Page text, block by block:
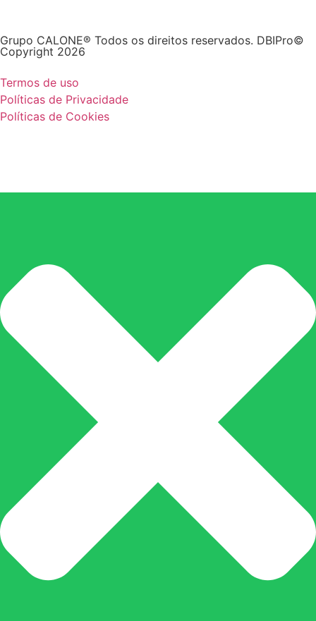
Grupo CALONE® Todos os direitos reservados. DBIPro©
Copyright 2026
Termos de uso
Políticas de Privacidade
Políticas de Cookies